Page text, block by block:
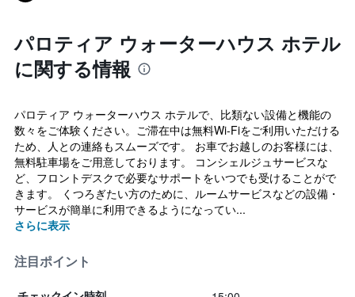
パロティア ウォーターハウス ホテル
に関する情報
パロティア ウォーターハウス ホテルで、比類ない設備と機能の
数々をご体験ください。ご滞在中は無料Wi-Fiをご利用いただける
ため、人との連絡もスムーズです。 お車でお越しのお客様には、
無料駐車場をご用意しております。 コンシェルジュサービスな
ど、フロントデスクで必要なサポートをいつでも受けることがで
きます。 くつろぎたい方のために、ルームサービスなどの設備・
サービスが簡単に利用できるようになってい...
さらに表示
注目ポイント